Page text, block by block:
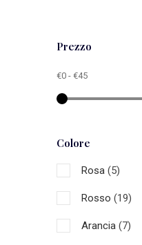
Prezzo
€0 - €45
Colore
Rosa (5)
Rosso (19)
Arancia (7)